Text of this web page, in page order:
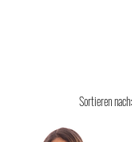
Sortieren nach: